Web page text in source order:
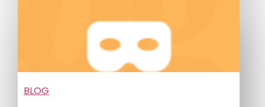
BLOG